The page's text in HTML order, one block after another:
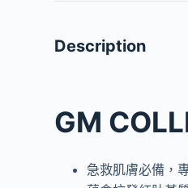
Description
GM
急救肌膚必備，